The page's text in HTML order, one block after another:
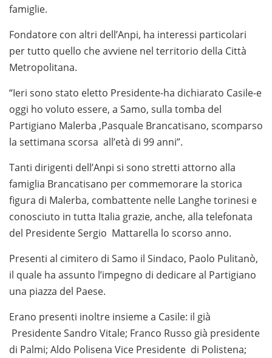
famiglie.
Fondatore con altri dell’Anpi, ha interessi particolari
per tutto quello che avviene nel territorio della Città
Metropolitana.
“Ieri sono stato eletto Presidente-ha dichiarato Casile-e
oggi ho voluto essere, a Samo, sulla tomba del
Partigiano Malerba ,Pasquale Brancatisano, scomparso
la settimana scorsa all’età di 99 anni”.
Tanti dirigenti dell’Anpi si sono stretti attorno alla
famiglia Brancatisano per commemorare la storica
figura di Malerba, combattente nelle Langhe torinesi e
conosciuto in tutta Italia grazie, anche, alla telefonata
del Presidente Sergio Mattarella lo scorso anno.
Presenti al cimitero di Samo il Sindaco, Paolo Pulitanò,
il quale ha assunto l’impegno di dedicare al Partigiano
una piazza del Paese.
Erano presenti inoltre insieme a Casile: il già
Presidente Sandro Vitale; Franco Russo già presidente
di Palmi; Aldo Polisena Vice Presidente di Polistena;